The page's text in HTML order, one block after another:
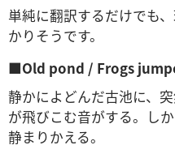
単純に翻訳するだけでも
かりそうです。
■Old pond / Frogs
静かによどんだ古池に、
が飛びこむ音がする。し
静まりかえる。